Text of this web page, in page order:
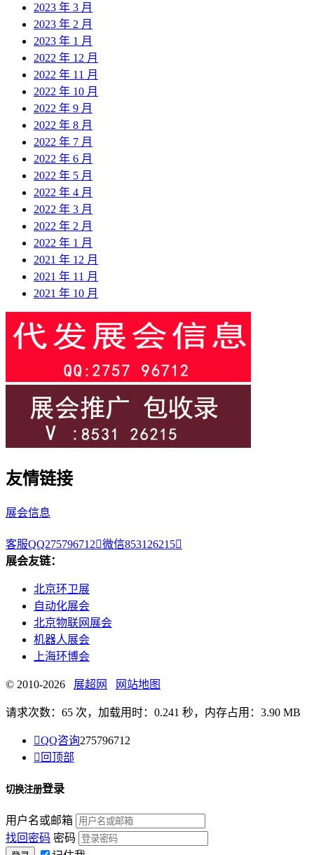
2023 年 3 月
2023 年 2 月
2023 年 1 月
2022 年 12 月
2022 年 11 月
2022 年 10 月
2022 年 9 月
2022 年 8 月
2022 年 7 月
2022 年 6 月
2022 年 5 月
2022 年 4 月
2022 年 3 月
2022 年 2 月
2022 年 1 月
2021 年 12 月
2021 年 11 月
2021 年 10 月
友情链接
展会信息
客服QQ275796712微信853126215
展会友链：
北京环卫展
自动化展会
北京物联网展会
机器人展会
上海环博会
© 2010-2026 展超网 网站地图
请求次数：65 次，加载用时：0.241 秒，内存占用：3.90 MB
QQ咨询275796712
 回顶部
切换注册登录
用户名或邮箱
找回密码 密码